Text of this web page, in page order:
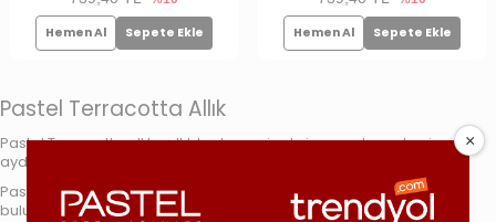
Hemen Al Sepete Ekle Hemen Al Sepete Ekle
Pastel Terracotta Allık
Pastel Terracotta allık, ışıltılı tonları ve ipeksi yapısıyla makyajınıza
aydınlık ve canlı bir görünüm kazandırır.
Pastel Terracotta allık,birçok doğal toprak tonlarının bir arada
bulunduğu allık türüdür.